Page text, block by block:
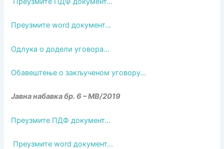
Преузмите word документ…
Одлука о додели уговора…
Обавештење о закљученом уговору…
Јавна набавка бр. 6 – МВ/2019
Преузмите ПДФ документ…
Преузмите word документ…